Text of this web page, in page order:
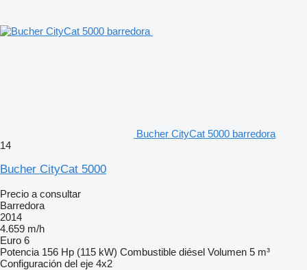
Bucher CityCat 5000 barredora
14
Bucher CityCat 5000
Precio a consultar
Barredora
2014
4.659 m/h
Euro 6
Potencia 156 Hp (115 kW) Combustible diésel Volumen 5 m³
Configuración del eje 4x2